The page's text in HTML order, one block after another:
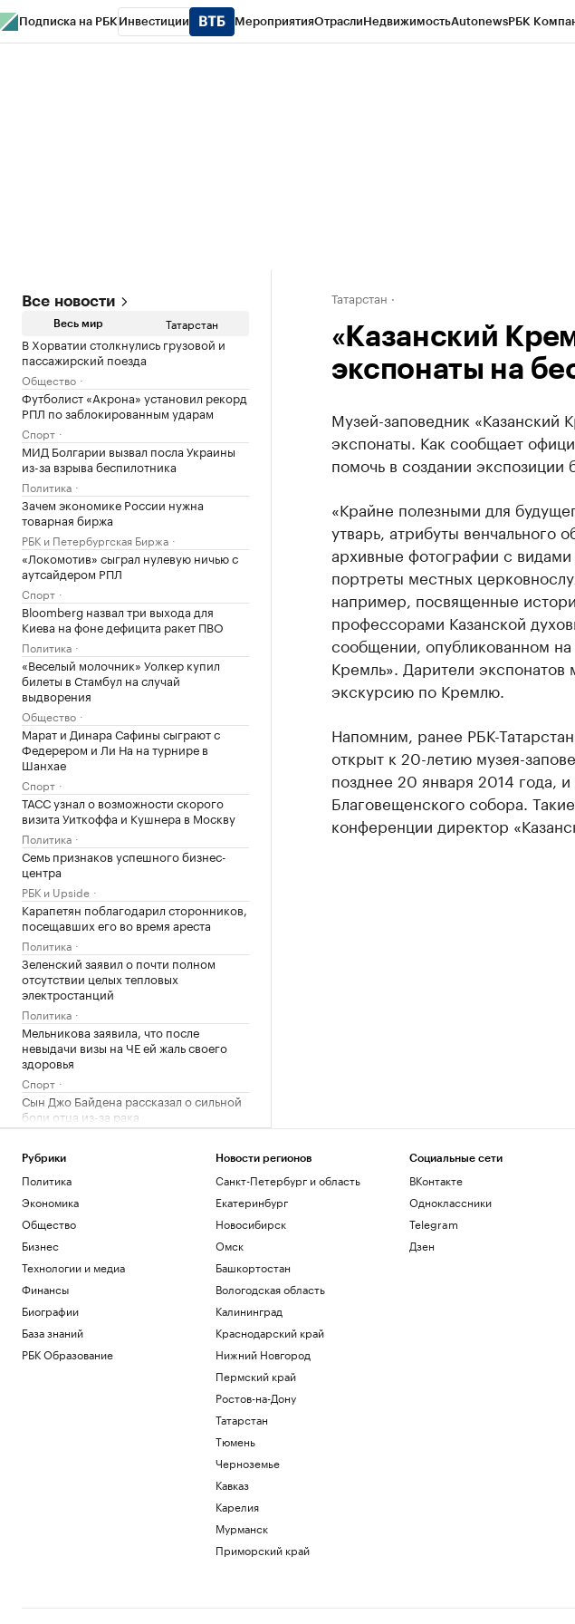
Подписка на РБК Инвестиции МероприятияОтраслиНедвижимостьAutonewsРБК
Все новости
Весь мир Татарстан
В Хорватии столкнулись грузовой и
пассажирский поезда
Общество
Футболист «Акрона» установил рекорд
РПЛ по заблокированным ударам
Спорт
МИД Болгарии вызвал посла Украины
из-за взрыва беспилотника
Политика
Зачем экономике России нужна
товарная биржа
РБК и Петербургская Биржа
«Локомотив» сыграл нулевую ничью с
аутсайдером РПЛ
Спорт
Bloomberg назвал три выхода для
Киева на фоне дефицита ракет ПВО
Политика
«Веселый молочник» Уолкер купил
билеты в Стамбул на случай
выдворения
Общество
Марат и Динара Сафины сыграют с
Федерером и Ли На на турнире в
Шанхае
Спорт
ТАСС узнал о возможности скорого
визита Уиткоффа и Кушнера в Москву
Политика
Семь признаков успешного бизнес-
центра
РБК и Upside
Карапетян поблагодарил сторонников,
посещавших его во время ареста
Политика
Зеленский заявил о почти полном
отсутствии целых тепловых
электростанций
Политика
Мельникова заявила, что после
невыдачи визы на ЧЕ ей жаль своего
здоровья
Спорт
Сын Джо Байдена рассказал о сильной
боли отца из-за рака
В Геленджике возобновили работу
пляжей после отмены режима
опасности БПЛА
Общество
В Финляндии с марта 2027 года введут
экзамен на гражданство
В Италии нашли обломки римского
корабля с сотнями античных амфор.
Видео
Общество
компаний, разместивших облигации
Форвард «Нижнего Новгорода» сделал
хет-трик за 14 минут в Первой лиге
Татарстан
«Казанский
экспонаты на
Музей-заповедник «Казанский
экспонаты. Как сообщает
помочь в создании экспозиции
«Крайне полезными для
утварь, атрибуты венчального
архивные фотографии с
портреты местных
например, посвященные
профессорами Казанской
сообщении, опубликованном на
Кремль». Дарители экспонатов
экскурсию по Кремлю.
Напомним, ранее РБК-
открыт к 20-летию музея-
позднее 20 января 2014 года,
Благовещенского собора.
конференции директор
Рубрики
Политика
Экономика
Общество
Бизнес
Технологии и медиа
Финансы
Биографии
База знаний
РБК Образование
Новости регионов
Санкт-Петербург и область
Екатеринбург
Новосибирск
Омск
Башкортостан
Вологодская область
Калининград
Краснодарский край
Нижний Новгород
Пермский край
Ростов-на-Дону
Татарстан
Тюмень
Черноземье
Кавказ
Карелия
Мурманск
Приморский край
Социальные сети
ВКонтакте
Одноклассники
Telegram
Дзен